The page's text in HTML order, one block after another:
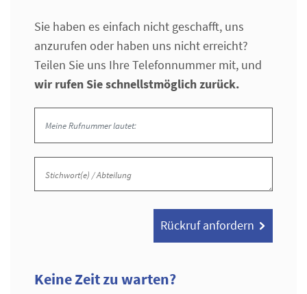
Sie haben es einfach nicht geschafft, uns
anzurufen oder haben uns nicht erreicht?
Teilen Sie uns Ihre Telefonnummer mit, und
wir rufen Sie schnellstmöglich zurück.
Rückruf anfordern
Keine Zeit zu warten?